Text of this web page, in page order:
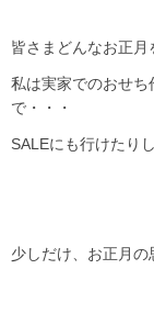
皆さまどんなお正月
私は実家でのおせ
で・・・
SALEにも行けたり
少しだけ、お正月の